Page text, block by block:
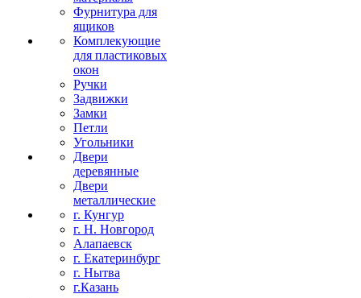
Фурнитура для
ящиков
Комплекующие
для пластиковых
окон
Ручки
Задвижки
Замки
Петли
Угольники
Двери
деревянные
Двери
металлические
г. Кунгур
г. Н. Новгород
Алапаевск
г. Екатеринбург
г. Нытва
г.Казань